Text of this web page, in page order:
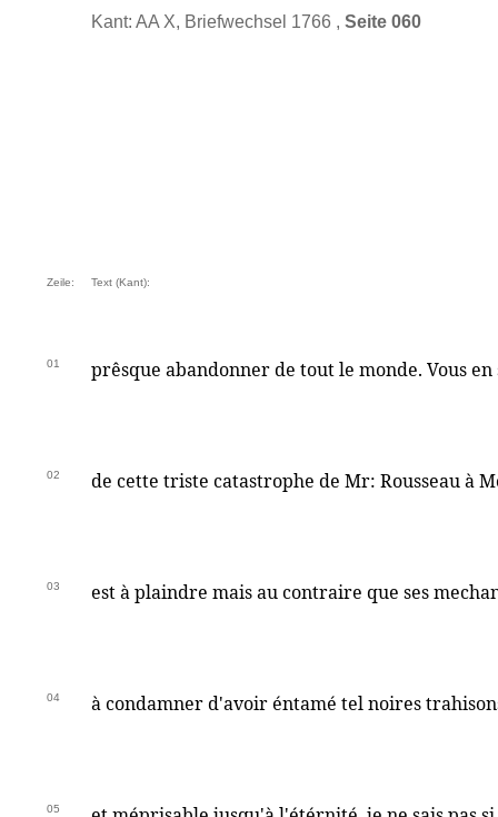
Kant: AA X, Briefwechsel 1766 , Seite 060
Zeile: Text (Kant):
01 prêsque abandonner de tout le monde. Vous en
02 de cette triste catastrophe de Mr: Rousseau à
03 est à plaindre mais au contraire que ses
04 à condamner d'avoir éntamé tel noires
05